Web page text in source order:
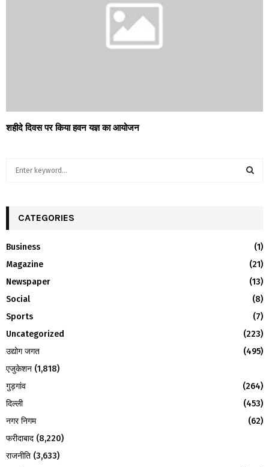
शहीदे दिवस पर किया हवन यज्ञ का आयोजन
h
o
r
:
R
CATEGORIES
Business
(1)
Magazine
(21)
Newspaper
(13)
Social
(8)
Sports
(7)
Uncategorized
(223)
उद्योग जगत
(495)
एजुकेशन (1,818)
गुड़गांव
(264)
दिल्ली
(453)
नगर निगम
(62)
फरीदाबाद (8,220)
राजनीति (3,633)